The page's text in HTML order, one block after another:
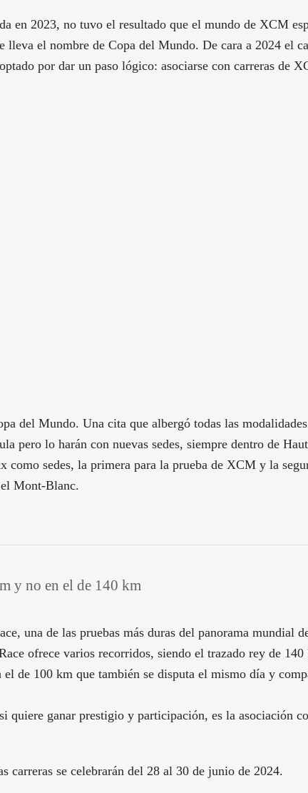
en 2023, no tuvo el resultado que el mundo de XCM
lleva el nombre de Copa del Mundo. De cara a 2024 el
por dar un paso lógico: asociarse con carreras de
del Mundo. Una cita que albergó todas las
pero lo harán con nuevas sedes, siempre dentro de
sedes, la primera para la prueba de XCM y la
el Mont-Blanc.
y no en el de 140 km
una de las pruebas más duras del panorama mundial
ofrece varios recorridos, siendo el trazado rey de
de 100 km que también se disputa el mismo día y
ganar prestigio y participación, es la asociación
carreras se celebrarán del 28 al 30 de junio de 2024.